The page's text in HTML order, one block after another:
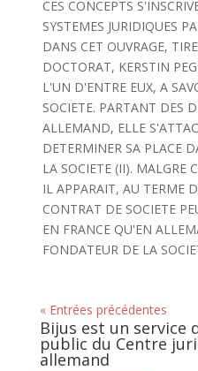
CES CONCEPTS
SYSTEMES JURIDIQUES
DANS CET OUVRAGE,
DOCTORAT, KERSTIN
L'UN D'ENTRE EUX, A
SOCIETE. PARTANT DES
ALLEMAND, ELLE
DETERMINER SA PLACE
LA SOCIETE (II). MALGRE
IL APPARAIT, AU TERME
CONTRAT DE SOCIETE
EN FRANCE QU'EN
FONDATEUR DE LA
« Entrées précédentes
Bijus est un service
public du Centre
allemand